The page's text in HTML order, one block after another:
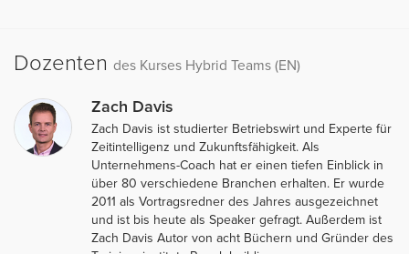
Dozenten des Kurses Hybrid Teams (EN)
Zach Davis
Zach Davis ist studierter Betriebswirt und Experte für
Zeitintelligenz und Zukunftsfähigkeit. Als
Unternehmens-Coach hat er einen tiefen Einblick in
über 80 verschiedene Branchen erhalten. Er wurde
2011 als Vortragsredner des Jahres ausgezeichnet
und ist bis heute als Speaker gefragt. Außerdem ist
Zach Davis Autor von acht Büchern und Gründer des